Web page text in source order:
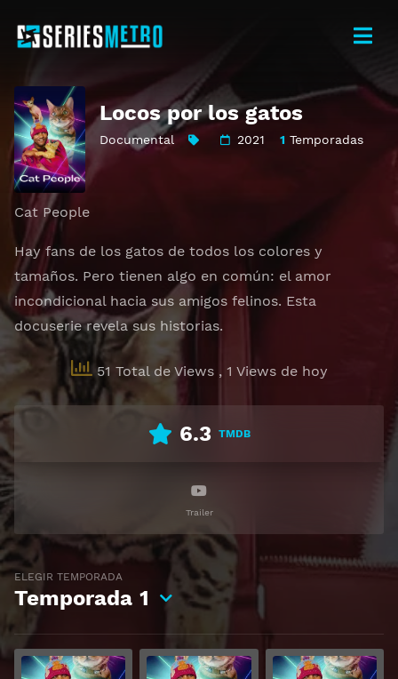
Locos por los gatos
Documental 2021 1Temporadas
Cat People
Hay fans de los gatos de todos los colores y
tamaños. Pero tienen algo en común: el amor
incondicional hacia sus amigos felinos. Esta
docuserie revela sus historias.
51 Total de Views , 1 Views de hoy
6.3 TMDB
Trailer
ELEGIR TEMPORADA
Temporada 1
Ver Ver